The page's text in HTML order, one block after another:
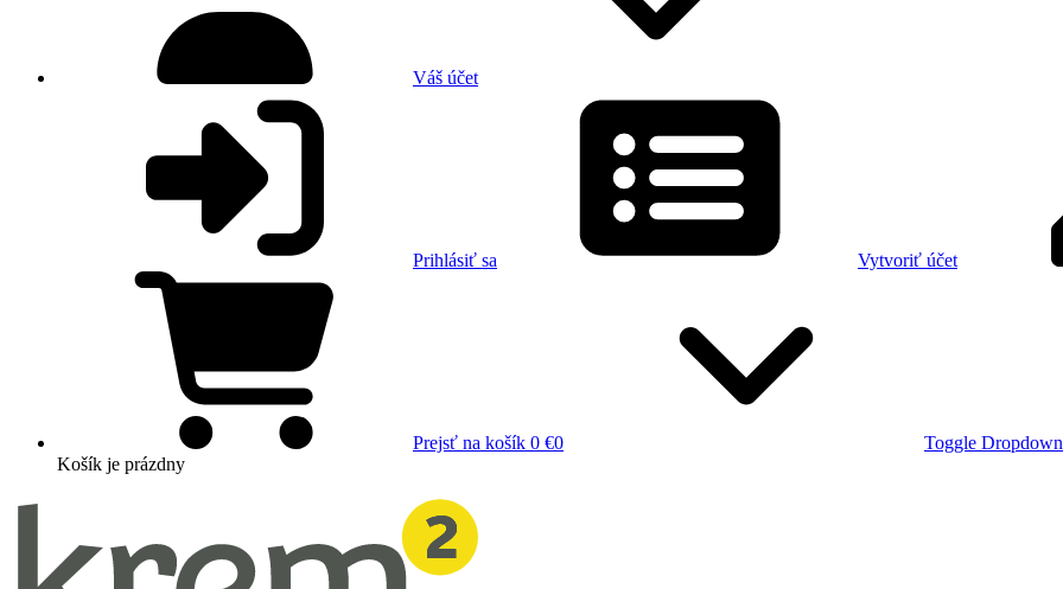
Váš účet
Prihlásiť sa Vytvoriť účet
Prejsť na košík 0 €0
Toggle Dropdown
Košík je prázdny